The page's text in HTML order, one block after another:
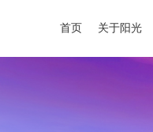
首页 关于阳光